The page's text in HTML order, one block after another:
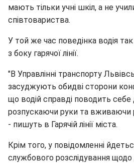
мають тільки учні шкіл, а не
співтовариства.
У той же час поведінка водія
з боку гарячої лінії.
"В Управлінні транспорту
засуджують обидві сторони
що водій справді поводить
розпускаючи руки та вживаючи
- пишуть в Гарячій лінії міста.
Крім того, у повідомленні
службового розслідування щодо